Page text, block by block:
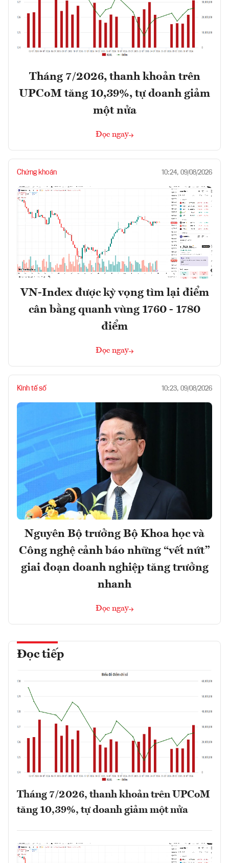
Tháng 7/2026, thanh khoản trên
UPCoM tăng 10,39%, tự doanh giảm
một nửa
Đọc ngay
Chứng khoán 10:24, 09/08/2026
VN-Index được kỳ vọng tìm lại điểm
cân bằng quanh vùng 1760 - 1780
điểm
Đọc ngay
Kinh tế số 10:23, 09/08/2026
Nguyên Bộ trưởng Bộ Khoa học và
Công nghệ cảnh báo những “vết nứt”
giai đoạn doanh nghiệp tăng trưởng
nhanh
Đọc ngay
Đọc tiếp
Tháng 7/2026, thanh khoản trên UPCoM
tăng 10,39%, tự doanh giảm một nửa